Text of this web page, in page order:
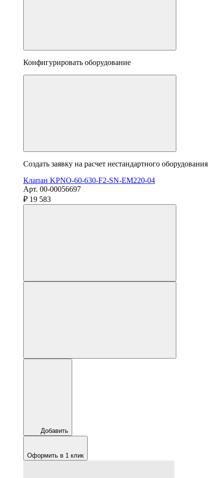
Конфигурировать оборудование
Создать заявку на расчет нестандартного оборудования
Клапан KPNO-60-630-F2-SN-EM220-04
Арт. 00-00056697
₽ 19 583
Добавить
Оформить в 1 клик